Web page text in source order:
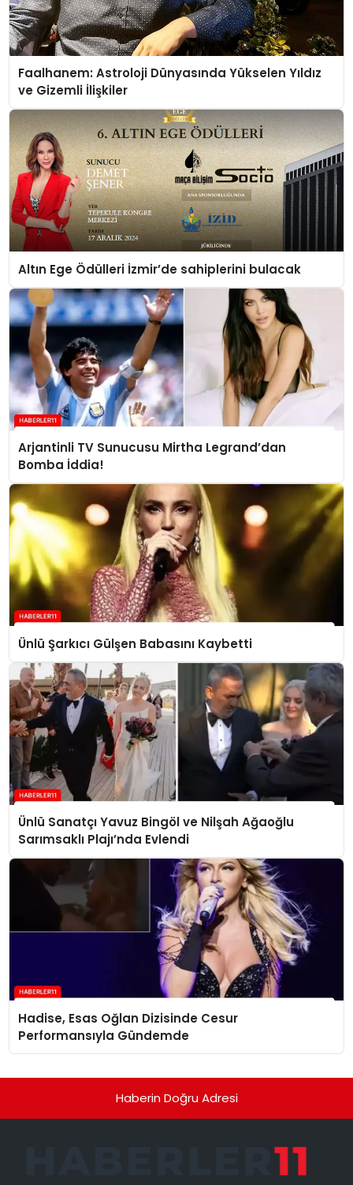
Faalhanem: Astroloji Dünyasında Yükselen Yıldız
ve Gizemli İlişkiler
Altın Ege Ödülleri İzmir’de sahiplerini bulacak
Arjantinli TV Sunucusu Mirtha Legrand’dan
Bomba İddia!
Ünlü Şarkıcı Gülşen Babasını Kaybetti
Ünlü Sanatçı Yavuz Bingöl ve Nilşah Ağaoğlu
Sarımsaklı Plajı’nda Evlendi
Hadise, Esas Oğlan Dizisinde Cesur
Performansıyla Gündemde
Haberin Doğru Adresi